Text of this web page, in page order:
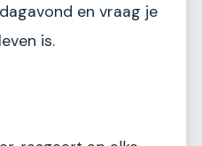
en vraag je
is.